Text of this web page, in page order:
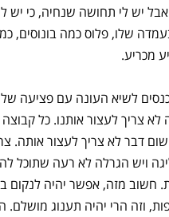
אבל יש לי תחושה שנחיה, כי יש
שלו, פלוס כמה בונוסים,
מכריע.
לשיא העונה עם פציעה
צריך לעצור אותנו. כל
שום דבר לא צריך לעצור אותה.
ויש הגרלה לא רעה שתוכל
חשוב מזה, אפשר יהיה לנקום
וזה הרי יהיה תענוג מושלם.